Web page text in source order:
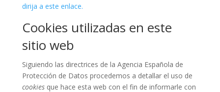
dirija a este enlace.
Cookies utilizadas en este
sitio web
Siguiendo las directrices de la Agencia Española de
Protección de Datos procedemos a detallar el uso de
cookiesque hace esta web con el fin de informarle con